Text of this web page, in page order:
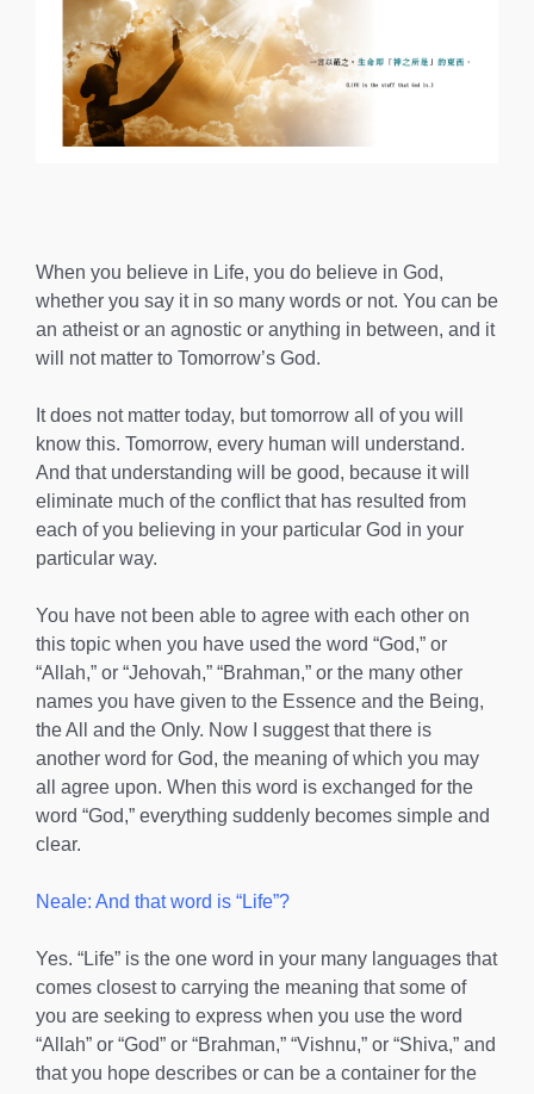
When you believe in Life, you do believe in God,
whether you say it in so many words or not. You can be
an atheist or an agnostic or anything in between, and it
will not matter to Tomorrow’s God.
It does not matter today, but tomorrow all of you will
know this. Tomorrow, every human will understand.
And that understanding will be good, because it will
eliminate much of the conflict that has resulted from
each of you believing in your particular God in your
particular way.
You have not been able to agree with each other on
this topic when you have used the word “God,” or
“Allah,” or “Jehovah,” “Brahman,” or the many other
names you have given to the Essence and the Being,
the All and the Only. Now I suggest that there is
another word for God, the meaning of which you may
all agree upon. When this word is exchanged for the
word “God,” everything suddenly becomes simple and
clear.
Neale: And that word is “Life”?
Yes. “Life” is the one word in your many languages that
comes closest to carrying the meaning that some of
you are seeking to express when you use the word
“Allah” or “God” or “Brahman,” “Vishnu,” or “Shiva,” and
that you hope describes or can be a container for the